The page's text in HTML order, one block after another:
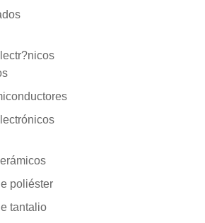
poliéster
tantalio